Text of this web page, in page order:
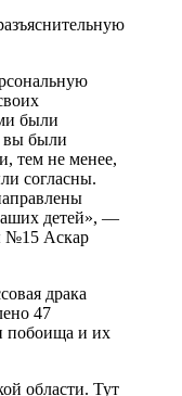
были
вы были
тем не менее,
согласны.
детей», —
№15 Аскар
драка
47
побоища и их
области. Тут